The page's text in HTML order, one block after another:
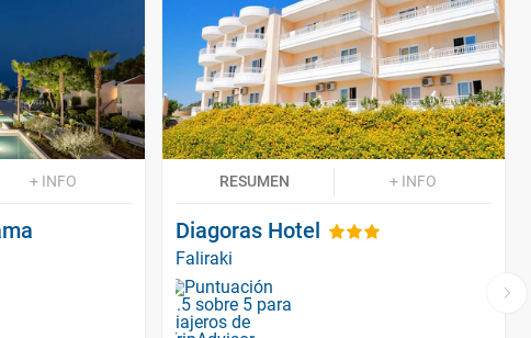
+ INFO RESUMEN + INFO
Diagoras Hotel
Faliraki